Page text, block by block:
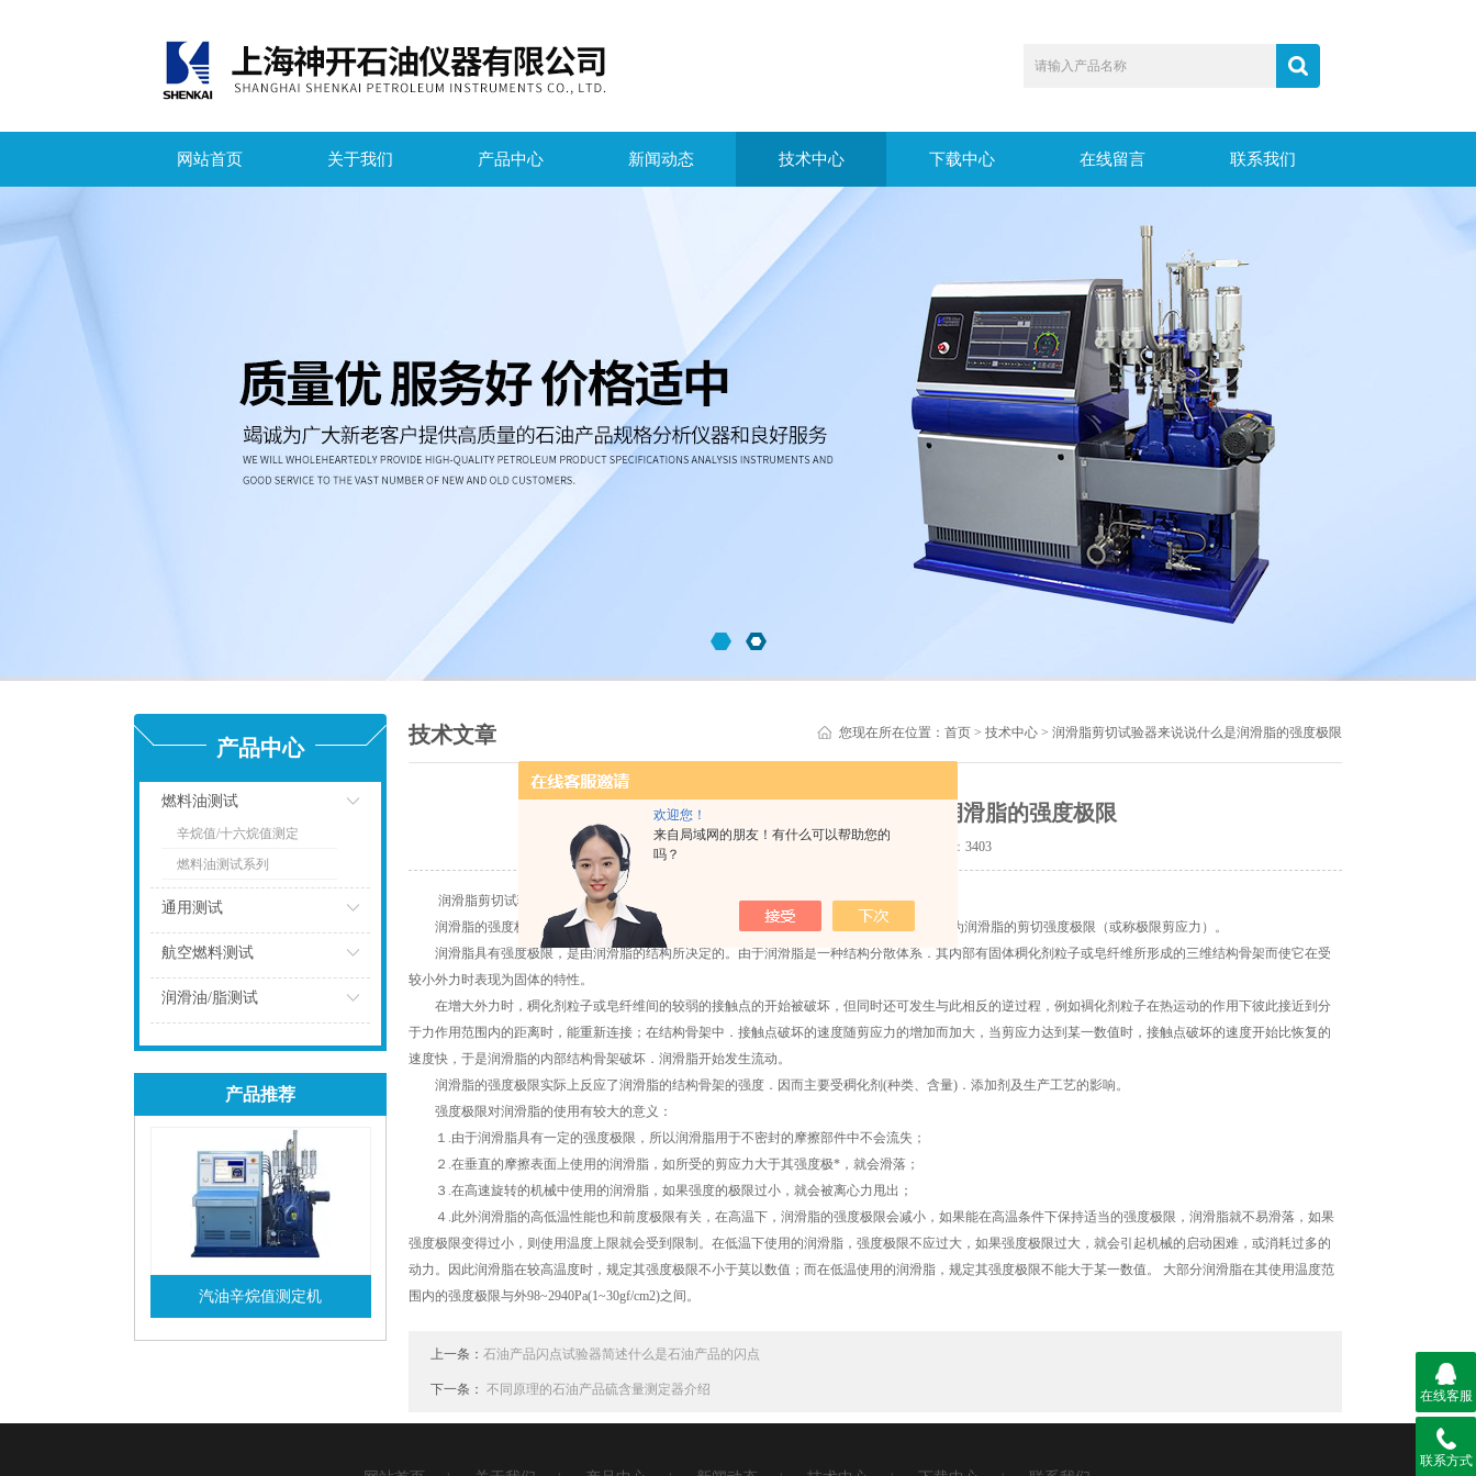
欢迎您！
来自局域网的朋友！有什么可以帮助您的
吗？
网站首页 关于我们 产品中心 新闻动态 技术中心 下载中心 在线留言 联系我们
产品中心
燃料油测试
点击
辛烷值/十六烷值测定
燃料油测试系列
通用测试
航空燃料测试
润滑油/脂测试
产品推荐
汽油辛烷值测定机
查看详情
技术文章 您现在所在位置： 首页 > 技术中心 > 润滑脂剪切试验器来说说什么是润滑脂的强度极限
润滑脂剪切试验器来说说什么是润滑脂的强度极限
更新时间：2017-12-21 点击量： 3403
润滑脂剪切试验器来说说什么是润滑脂的强度极限？
润滑脂的强度极限是指润滑脂开始流动时，使润滑脂产生流动所需要的zui小作用力。也称为润滑脂的剪切强度极限（或称极限剪应力）。
润滑脂具有强度极限，是由润滑脂的结构所决定的。由于润滑脂是一种结构分散体系．其内部有固体稠化剂粒子或皂纤维所形成的三维结构骨架而使它在受
较小外力时表现为固体的特性。
在增大外力时，稠化剂粒子或皂纤维间的较弱的接触点的开始被破坏，但同时还可发生与此相反的逆过程，例如裯化剂粒子在热运动的作用下彼此接近到分
于力作用范围内的距离时，能重新连接；在结构骨架中．接触点破坏的速度随剪应力的增加而加大，当剪应力达到某一数值时，接触点破坏的速度开始比恢复的
速度快，于是润滑脂的内部结构骨架破坏．润滑脂开始发生流动。
润滑脂的强度极限实际上反应了润滑脂的结构骨架的强度．因而主要受稠化剂(种类、含量)．添加剂及生产工艺的影响。
强度极限对润滑脂的使用有较大的意义：
１.由于润滑脂具有一定的强度极限，所以润滑脂用于不密封的摩擦部件中不会流失；
２.在垂直的摩擦表面上使用的润滑脂，如所受的剪应力大于其强度极*，就会滑落；
３.在高速旋转的机械中使用的润滑脂，如果强度的极限过小，就会被离心力甩出；
４.此外润滑脂的高低温性能也和前度极限有关，在高温下，润滑脂的强度极限会减小，如果能在高温条件下保持适当的强度极限，润滑脂就不易滑落，如果
强度极限变得过小，则使用温度上限就会受到限制。在低温下使用的润滑脂，强度极限不应过大，如果强度极限过大，就会引起机械的启动困难，或消耗过多的
动力。因此润滑脂在较高温度时，规定其强度极限不小于莫以数值；而在低温使用的润滑脂，规定其强度极限不能大于某一数值。 大部分润滑脂在其使用温度范
围内的强度极限与外98~2940Pa(1~30gf/cm2)之间。
上一条： 石油产品闪点试验器简述什么是石油产品的闪点
下一条： 不同原理的石油产品硫含量测定器介绍 在线客服
联系方式